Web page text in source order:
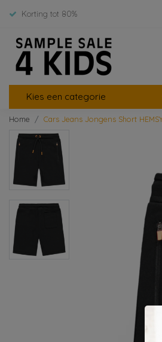
Korting tot 80%
Kies een categorie
Home Cars Jeans Jongens Short